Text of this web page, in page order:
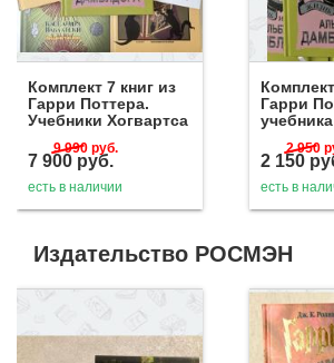
Комплект 7 книг из
Гарри Поттера.
Учебники Хогвартса
9 990 руб.
7 900 руб.
есть в наличии
Гарри
2 950
2 150
есть в
Издательство РОСМЭН